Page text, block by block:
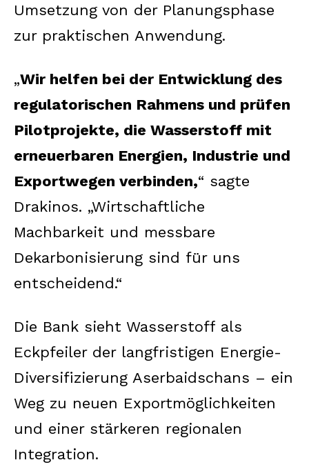
Umsetzung von der Planungsphase
zur praktischen Anwendung.
„Wir helfen bei der Entwicklung des
regulatorischen Rahmens und prüfen
Pilotprojekte, die Wasserstoff mit
erneuerbaren Energien, Industrie und
Exportwegen verbinden,“ sagte
Drakinos. „Wirtschaftliche
Machbarkeit und messbare
Dekarbonisierung sind für uns
entscheidend.“
Die Bank sieht Wasserstoff als
Eckpfeiler der langfristigen Energie-
Diversifizierung Aserbaidschans – ein
Weg zu neuen Exportmöglichkeiten
und einer stärkeren regionalen
Integration.